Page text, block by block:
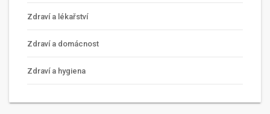
Zdraví a lékařství
Zdraví a domácnost
Zdraví a hygiena